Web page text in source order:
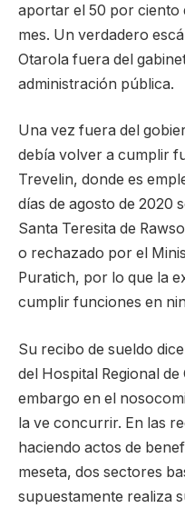
aportar el 50 por ciento
mes. Un verdadero
Otarola fuera del
administración pública.
Una vez fuera del
debía volver a cumplir
Trevelin, donde es
días de agosto de 2020
Santa Teresita de
o rechazado por el
Puratich, por lo que la
cumplir funciones en
Su recibo de sueldo
del Hospital Regional
embargo en el
la ve concurrir. En las
haciendo actos de
meseta, dos sectores
supuestamente realiza